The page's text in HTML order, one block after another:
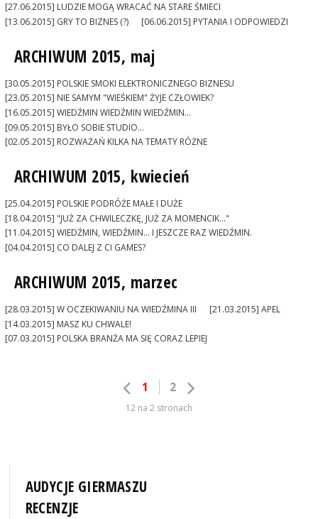
[27.06.2015] LUDZIE MOGĄ WRACAĆ NA STARE ŚMIECI
[13.06.2015] GRY TO BIZNES (?)
[06.06.2015] PYTANIA I ODPOWIEDZI
ARCHIWUM 2015, maj
[30.05.2015] POLSKIE SMOKI ELEKTRONICZNEGO BIZNESU
[23.05.2015] NIE SAMYM "WIEŚKIEM" ŻYJE CZŁOWIEK?
[16.05.2015] WIEDŹMIN WIEDŹMIN WIEDŹMIN...
[09.05.2015] BYŁO SOBIE STUDIO...
[02.05.2015] ROZWAŻAŃ KILKA NA TEMATY RÓŻNE
ARCHIWUM 2015, kwiecień
[25.04.2015] POLSKIE PODRÓŻE MAŁE I DUŻE
[18.04.2015] "JUŻ ZA CHWILECZKĘ, JUŻ ZA MOMENCIK..."
[11.04.2015] WIEDŹMIN, WIEDŹMIN... I JESZCZE RAZ WIEDŹMIN.
[04.04.2015] CO DALEJ Z CI GAMES?
ARCHIWUM 2015, marzec
[28.03.2015] W OCZEKIWANIU NA WIEDŹMINA III
[21.03.2015] APEL
[14.03.2015] MASZ KU CHWALE!
[07.03.2015] POLSKA BRANŻA MA SIĘ CORAZ LEPIEJ
1 2
12 na 2 stronach
AUDYCJE GIERMASZU
RECENZJE